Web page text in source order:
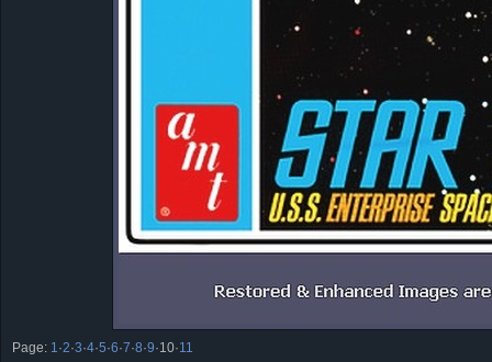
Page: 1 ·2·3·4·5·6·7·8·9·10·11